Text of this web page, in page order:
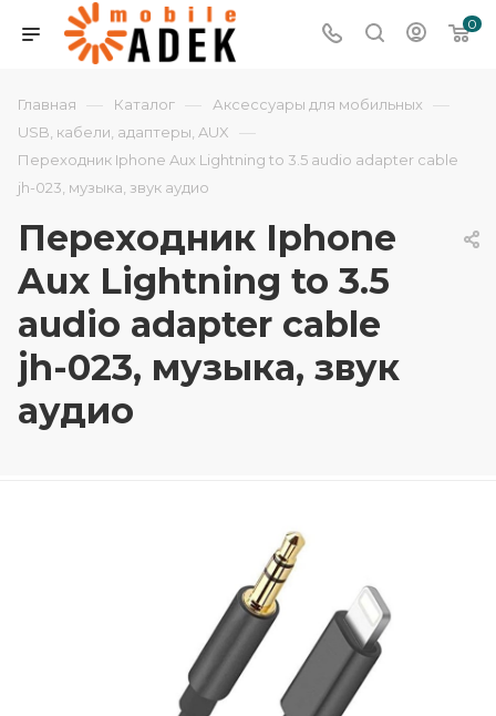
0
Главная — Каталог — Аксессуары для мобильных —
USB, кабели, адаптеры, AUX —
Переходник Iphone Aux Lightning to 3.5 audio adapter cable
jh-023, музыка, звук аудио
Переходник Iphone
Aux Lightning to 3.5
audio adapter cable
jh-023, музыка, звук
аудио